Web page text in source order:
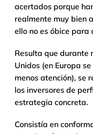
acertados porque
realmente muy bien
ello no es óbice para
Resulta que durante
Unidos (en Europa
menos atención), se
los inversores de
estrategia concreta.
Consistía en